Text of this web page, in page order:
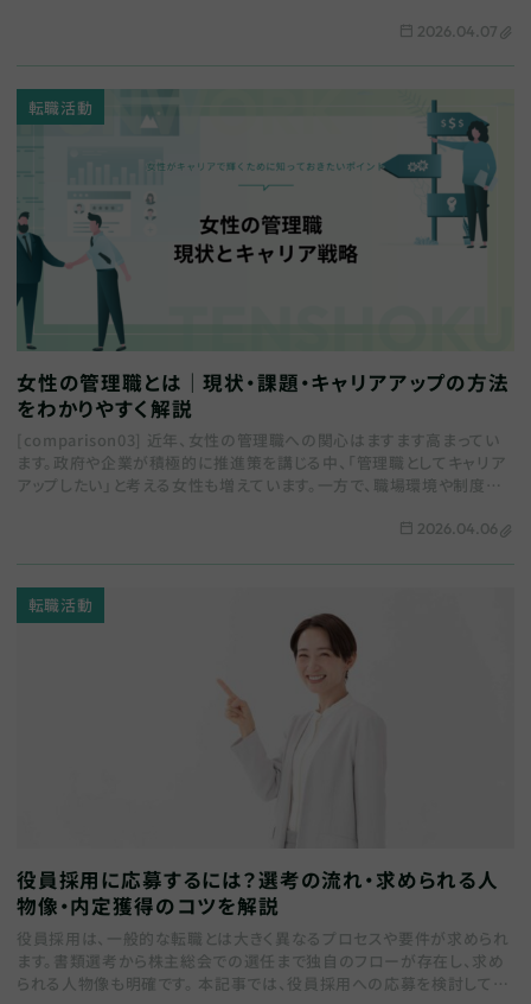
2026.04.07
転職活動
女性の管理職とは｜現状・課題・キャリアアップの方法
をわかりやすく解説
[comparison03] 近年、女性の管理職への関心はますます高まってい
ます。政府や企業が積極的に推進策を講じる中、「管理職としてキャリア
アップしたい」と考える女性も増えています。一方で、職場環境や制度面
2026.04.06
転職活動
役員採用に応募するには？選考の流れ・求められる人
物像・内定獲得のコツを解説
役員採用は、一般的な転職とは大きく異なるプロセスや要件が求められ
ます。書類選考から株主総会での選任まで独自のフローが存在し、求め
られる人物像も明確です。 本記事では、役員採用への応募を検討してい